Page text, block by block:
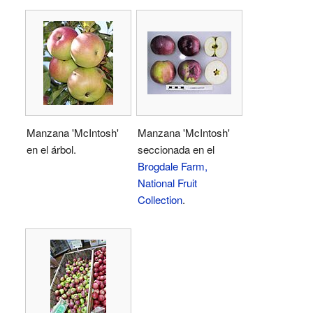
Manzana 'McIntosh'
en el árbol.
Manzana 'McIntosh'
seccionada en el
Brogdale Farm,
National Fruit
Collection.